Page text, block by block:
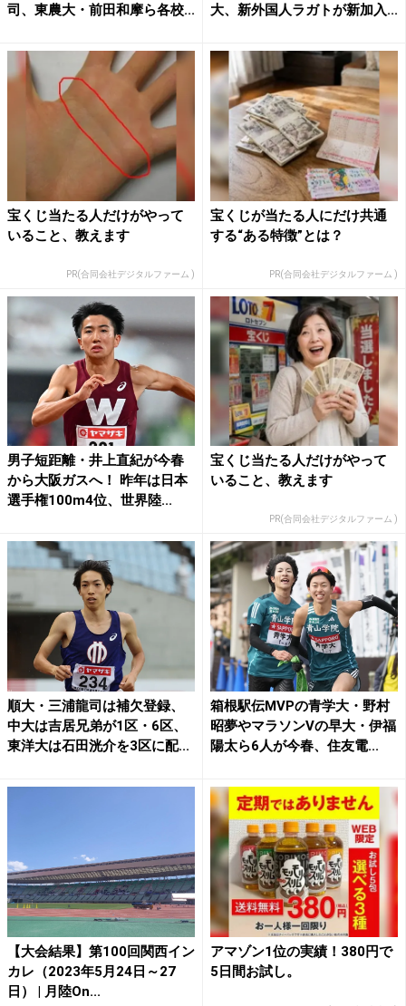
司、東農大・前田和摩ら各校...
大、新外国人ラガトが新加入...
宝くじ当たる人だけがやって
いること、教えます
PR(合同会社デジタルファーム )
宝くじが当たる人にだけ共通
する“ある特徴”とは？
PR(合同会社デジタルファーム )
男子短距離・井上直紀が今春
から大阪ガスへ！ 昨年は日本
選手権100m4位、世界陸...
宝くじ当たる人だけがやって
いること、教えます
PR(合同会社デジタルファーム )
順大・三浦龍司は補欠登録、
中大は吉居兄弟が1区・6区、
東洋大は石田洸介を3区に配...
箱根駅伝MVPの青学大・野村
昭夢やマラソンVの早大・伊福
陽太ら6人が今春、住友電...
【大会結果】第100回関西イン
カレ（2023年5月24日～27
日） | 月陸On...
アマゾン1位の実績！380円で
5日間お試し。